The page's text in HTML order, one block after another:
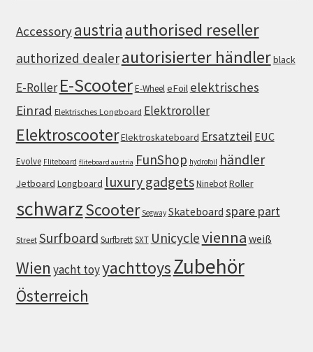
Accessoryaustria authorised reseller
authorized dealerautorisierter händlerblack
E-Roller E-ScooterE-WheeleFoil elektrisches
Einrad Elektrisches Longboard Elektroroller
ElektroscooterElektroskateboard Ersatzteil EUC
Evolve Fliteboard fliteboard austria FunShop hydrofoil händler
Jetboard Longboard luxury gadgetsNinebotRoller
schwarzScooter Segway Skateboard spare part
Street Surfboard SurfbrettSXT Unicyclevienna weiß
Wien yacht toyyachttoysZubehör
Österreich